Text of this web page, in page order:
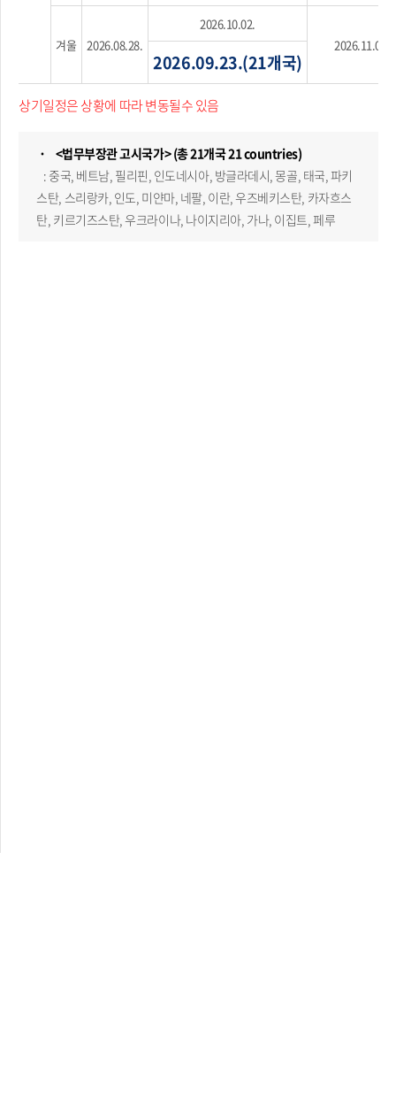
겨울 2026.08.28.
2026.10.02.
2026.11.02.
2026.09.23.(21개국)
상기일정은 상황에 따라 변동될수 있음
˙ <법무부장관 고시국가> (총 21개국 21 countries)
: 중국, 베트남, 필리핀, 인도네시아, 방글라데시, 몽골, 태국, 파키
스탄, 스리랑카, 인도, 미얀마, 네팔, 이란, 우즈베키스탄, 카자흐스
탄, 키르기즈스탄, 우크라이나, 나이지리아, 가나, 이집트, 페루